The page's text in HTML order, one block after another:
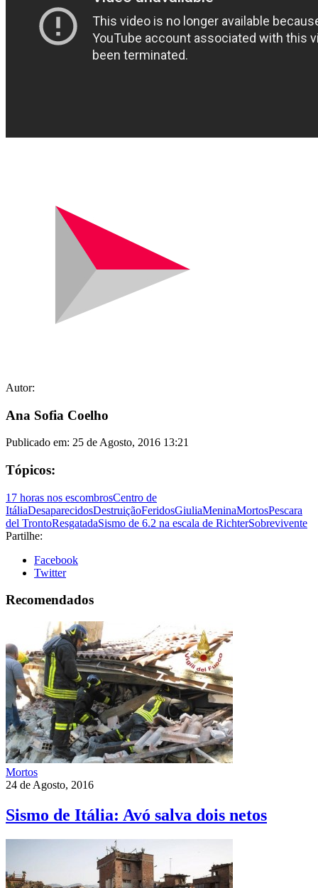
Autor:
Ana Sofia Coelho
Publicado em: 25 de Agosto, 2016 13:21
Tópicos:
17 horas nos escombrosCentro de
ItáliaDesaparecidosDestruiçãoFeridosGiuliaMeninaMortosPescara
del TrontoResgatadaSismo de 6.2 na escala de RichterSobrevivente
Partilhe:
Facebook
Twitter
Recomendados
Mortos
24 de Agosto, 2016
Sismo de Itália: Avó salva dois netos